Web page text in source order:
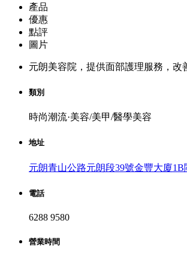
產品
優惠
點評
圖片
元朗美容院，提供面部護理服務，改
類別
時尚潮流·美容/美甲/醫學美容
地址
元朗青山公路元朗段39號金豐大廈1B
電話
6288 9580
營業時間